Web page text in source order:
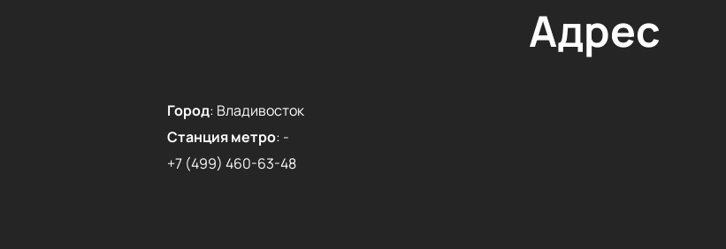
Адрес
Город: Владивосток
Станция метро: -
+7 (499) 460-63-48